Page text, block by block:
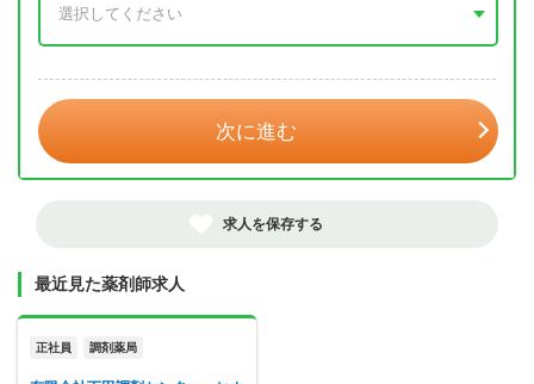
次に進む
求人を保存する
最近見た薬剤師求人
正社員 調剤薬局